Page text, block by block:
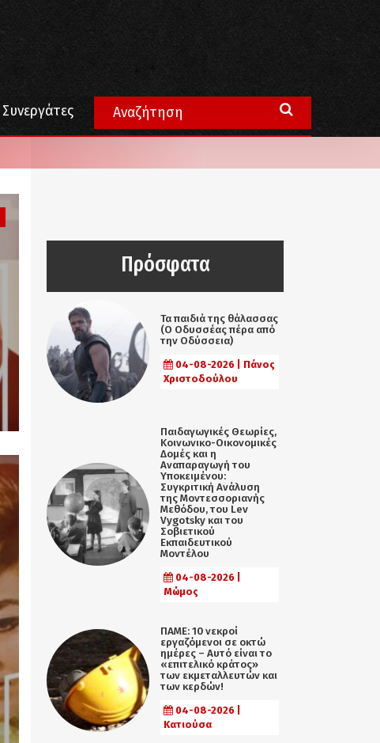
Συνεργάτες
Πρόσφατα
Τα παιδιά της θάλασσας
(Ο Οδυσσέας πέρα από
την Οδύσσεια)
04-08-2026 | Πάνος
Χριστοδούλου
Παιδαγωγικές Θεωρίες,
Κοινωνικο-Οικονομικές
Δομές και η
Αναπαραγωγή του
Υποκειμένου:
Συγκριτική Ανάλυση
της Μοντεσσοριανής
Μεθόδου, του Lev
Vygotsky και του
Σοβιετικού
Εκπαιδευτικού
Μοντέλου
04-08-2026 |
Μώμος
ΠΑΜΕ: 10 νεκροί
εργαζόμενοι σε οκτώ
ημέρες – Αυτό είναι το
«επιτελικό κράτος»
των εκμεταλλευτών και
των κερδών!
04-08-2026 |
Κατιούσα